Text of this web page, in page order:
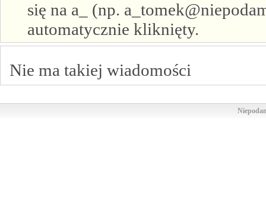
się na a_ (np.
automatycznie kliknięty.
Nie ma takiej wiadomości